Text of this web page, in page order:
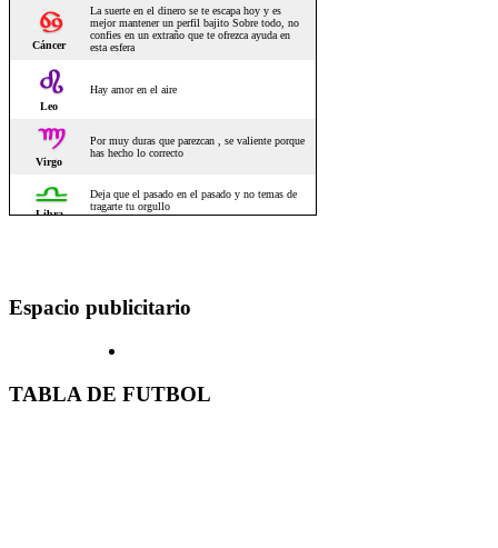
Espacio publicitario
TABLA DE FUTBOL